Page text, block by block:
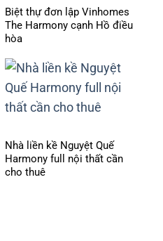
Biệt thự đơn lập Vinhomes
The Harmony cạnh Hồ điều
hòa
Nhà liền kề Nguyệt Quế
Harmony full nội thất cần
cho thuê